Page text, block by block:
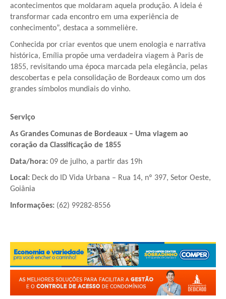
acontecimentos que moldaram aquela produção. A ideia é
transformar cada encontro em uma experiência de
conhecimento”, destaca a sommelière.
Conhecida por criar eventos que unem enologia e narrativa
histórica, Emília propõe uma verdadeira viagem à Paris de
1855, revisitando uma época marcada pela elegância, pelas
descobertas e pela consolidação de Bordeaux como um dos
grandes símbolos mundiais do vinho.
Serviço
As Grandes Comunas de Bordeaux – Uma viagem ao
coração da Classificação de 1855
Data/hora: 09 de julho, a partir das 19h
Local: Deck do ID Vida Urbana – Rua 14, nº 397, Setor Oeste,
Goiânia
Informações: (62) 99282-8556